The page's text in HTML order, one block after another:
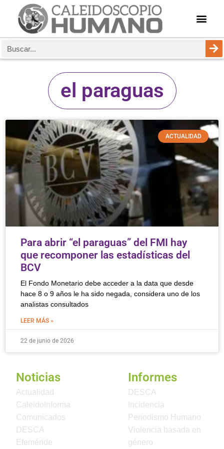
el paraguas
ACTUALIDAD
Para abrir “el paraguas” del FMI hay
que recomponer las estadísticas del
BCV
El Fondo Monetario debe acceder a la data que desde
hace 8 o 9 años le ha sido negada, considera uno de los
analistas consultados
LEER MÁS »
22 de junio de 2026
Noticias
Actualidad
CaleidoInforma
Comunicados
DESCA
Efeméride
Informes
DESCA
Incidencia
Periodismo Humano
Violencia basada en
género